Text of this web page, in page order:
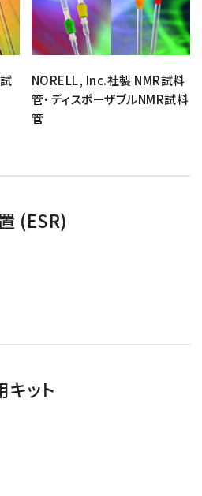
NORELL, Inc.社製 NMR試料
管・ディスポーザブルNMR試料
管
(ESR)
ット